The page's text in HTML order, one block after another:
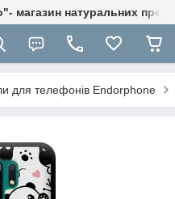
магазин натуральних
для телефонів Endorphone